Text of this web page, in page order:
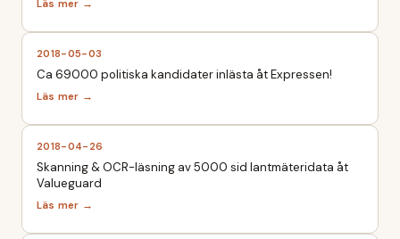
2018-05-03
Ca 69000 politiska kandidater inlästa åt Expressen!
2018-04-26
Skanning & OCR-läsning av 5000 sid lantmäteridata åt
Valueguard